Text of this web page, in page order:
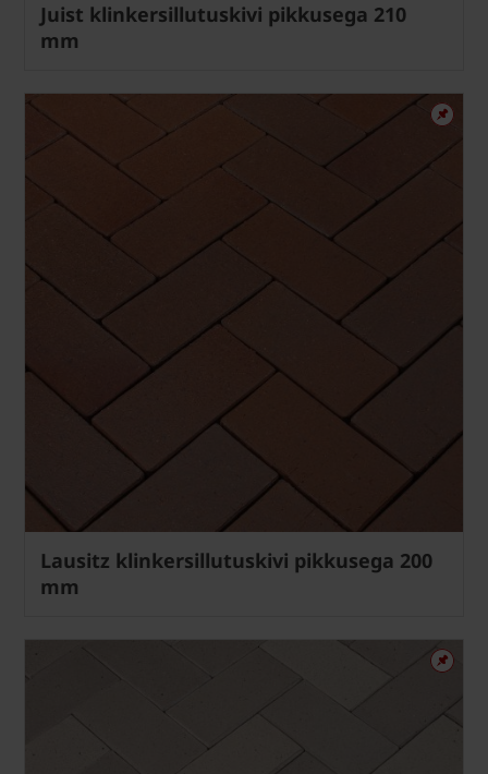
Juist klinkersillutuskivi pikkusega 210
mm
Lausitz klinkersillutuskivi pikkusega 200
mm